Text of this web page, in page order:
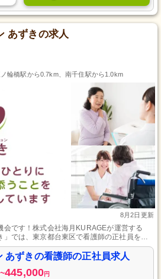
あずきの求人
輪橋駅から0.7km、南千住駅から1.0km
8月2日更新
会です！株式会社海月KURAGEが運営する
」では、東京都台東区で看護師の正社員を募
歓迎！地域の健康を支えながら、専門的な知
でスキルアップが可能です。スタッフの意見
解決に取り組む環境で、一緒により良いサー
あずきの看護師の正社員求人
~445,000円